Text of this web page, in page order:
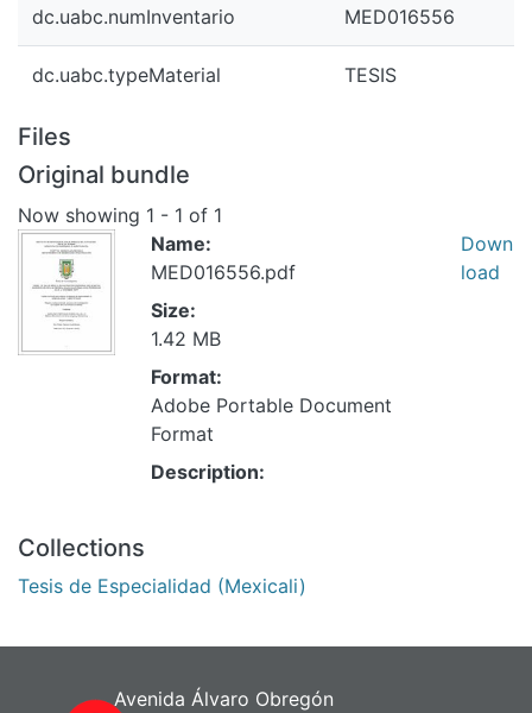
dc.uabc.numInventario MED016556
dc.uabc.typeMaterial TESIS
Files
Original bundle
Now showing 1 - 1 of 1
Name:
MED016556.pdf
Size:
1.42 MB
Format:
Adobe Portable Document
Format
Description:
Down
load
Collections
Tesis de Especialidad (Mexicali)
Avenida Álvaro Obregón